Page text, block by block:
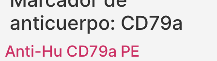
anticuerpo: CD79a
Anti-Hu CD79a PE